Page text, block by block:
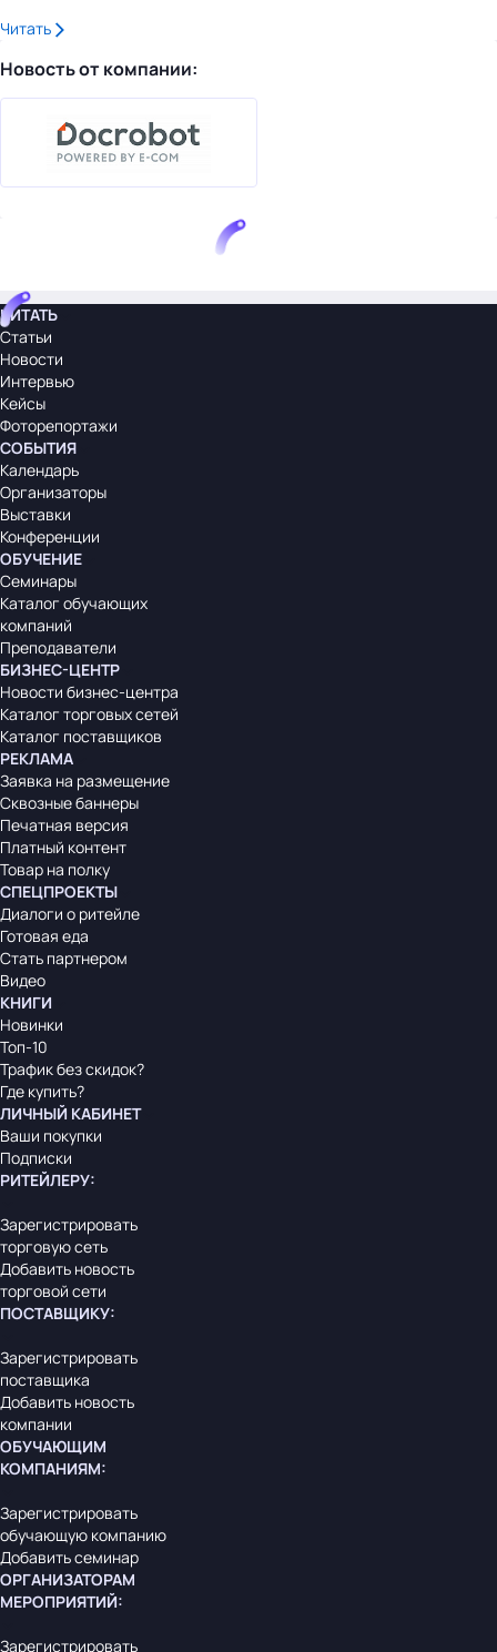
Читать
Новость от компании:
ЧИТАТЬ
Статьи
Новости
Интервью
Кейсы
Фоторепортажи
СОБЫТИЯ
Календарь
Организаторы
Выставки
Конференции
ОБУЧЕНИЕ
Семинары
Каталог обучающих
компаний
Преподаватели
БИЗНЕС-ЦЕНТР
Новости бизнес-центра
Каталог торговых сетей
Каталог поставщиков
РЕКЛАМА
Заявка на размещение
Сквозные баннеры
Печатная версия
Платный контент
Товар на полку
СПЕЦПРОЕКТЫ
Диалоги о ритейле
Готовая еда
Стать партнером
Видео
КНИГИ
Новинки
Топ-10
Трафик без скидок?
Где купить?
ЛИЧНЫЙ КАБИНЕТ
Ваши покупки
Подписки
РИТЕЙЛЕРУ:
Зарегистрировать
торговую сеть
Добавить новость
торговой сети
ПОСТАВЩИКУ:
Зарегистрировать
поставщика
Добавить новость
компании
ОБУЧАЮЩИМ
КОМПАНИЯМ:
Зарегистрировать
обучающую компанию
Добавить семинар
ОРГАНИЗАТОРАМ
МЕРОПРИЯТИЙ:
Зарегистрировать